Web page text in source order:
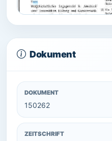
Dokument
DOKUMENT
150262
ZEITSCHRIFT